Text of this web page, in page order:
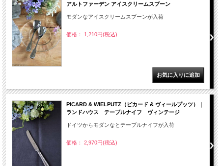
アルトファーデン アイスクリームスプーン
モダンなアイスクリームスプーンが入荷
価格： 1,210円(税込)
PICARD & WIELPUTZ（ピカード & ヴィールプッツ）｜
ランドハウス テーブルナイフ ヴィンテージ
ドイツからモダンなとテーブルナイフが入荷
価格： 2,970円(税込)